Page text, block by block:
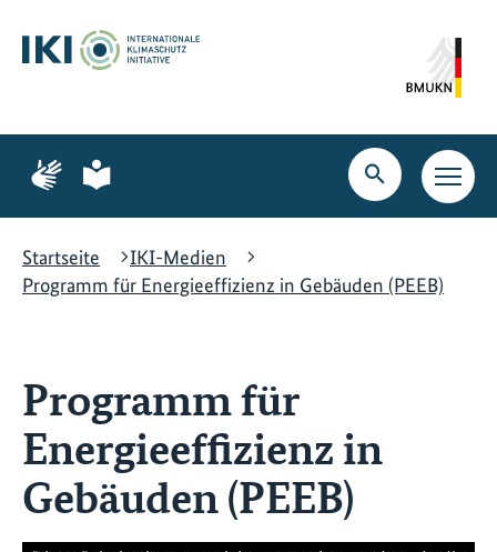
Hauptinhalt
springen
Suche
springen
Hauptnavigation
springen
Zur
Seite
Gebärdensprache
Zur
Seite
leichte
Suche
öffnen
Startseite
IKI-Medien
Programm für Energieeffizienz in Gebäuden (PEEB)
Programm für
Energieeffizienz in
Gebäuden (PEEB)